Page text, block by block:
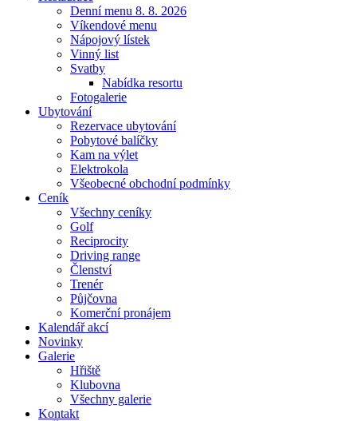
Denní menu 8. 8. 2026
Víkendové menu
Nápojový lístek
Vinný list
Svatby
Nabídka resortu
Fotogalerie
Ubytování
Rezervace ubytování
Pobytové balíčky
Kam na výlet
Elektrokola
Všeobecné obchodní podmínky
Ceník
Všechny ceníky
Golf
Reciprocity
Driving range
Členství
Trenér
Půjčovna
Komerční pronájem
Kalendář akcí
Novinky
Galerie
Hřiště
Klubovna
Všechny galerie
Kontakt